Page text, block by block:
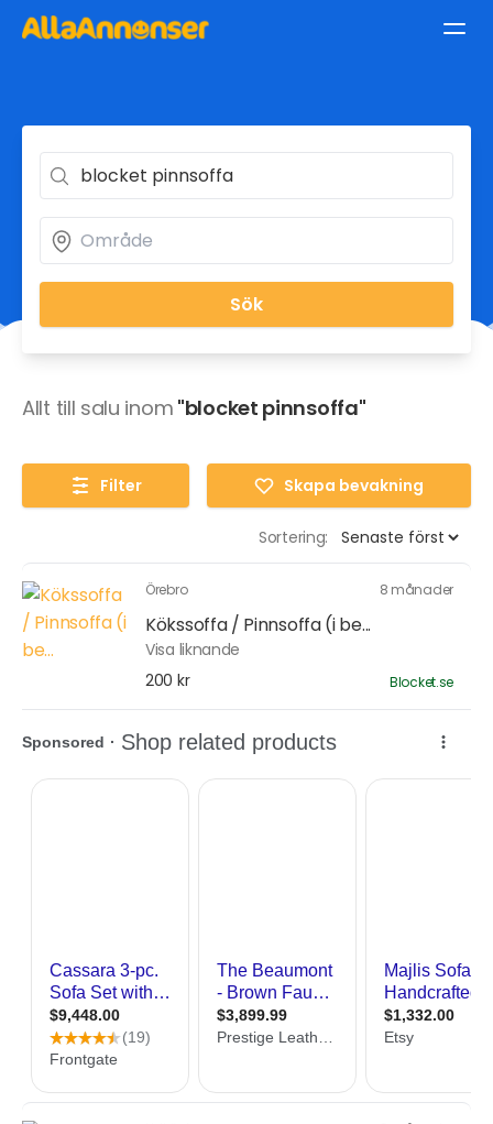
Sök
Allt till salu inom "blocket pinnsoffa"
Filter Skapa bevakning
Sortering:
Örebro 8 månader
Kökssoffa / Pinnsoffa (i be...
Visa liknande
200 kr
Blocket.se